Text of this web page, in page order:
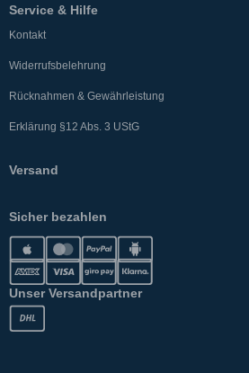
Service & Hilfe
Kontakt
Widerrufsbelehrung
Rücknahmen & Gewährleistung
Erklärung §12 Abs. 3 UStG
Versand
Sicher bezahlen
Unser Versandpartner